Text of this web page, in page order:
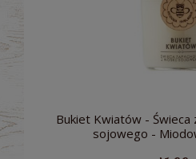
Bukiet Kwiatów - Świeca
sojowego -